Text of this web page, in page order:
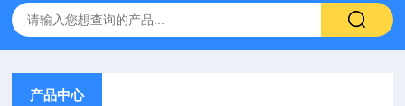
产品中心